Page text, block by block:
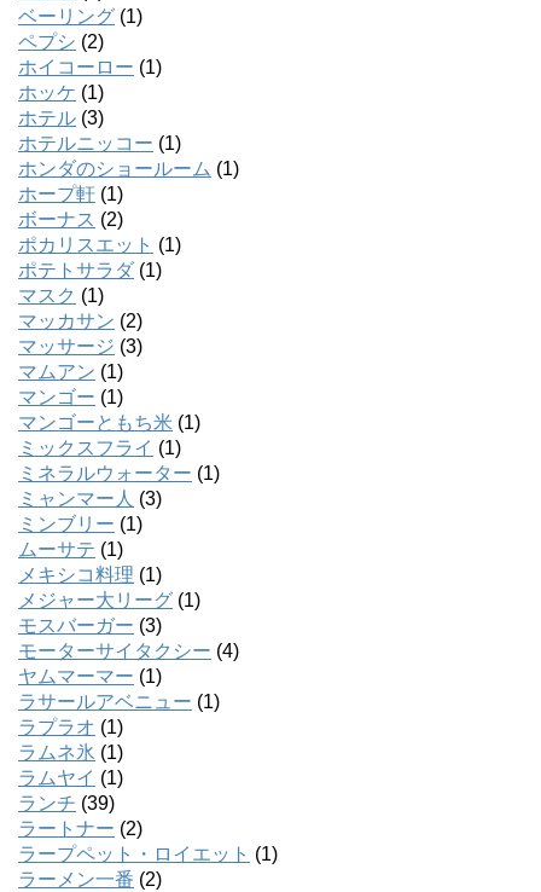
ベーリング (1)
ペプシ (2)
ホイコーロー (1)
ホッケ (1)
ホテル (3)
ホテルニッコー (1)
ホンダのショールーム (1)
ホープ軒 (1)
ボーナス (2)
ポカリスエット (1)
ポテトサラダ (1)
マスク (1)
マッカサン (2)
マッサージ (3)
マムアン (1)
マンゴー (1)
マンゴーともち米 (1)
ミックスフライ (1)
ミネラルウォーター (1)
ミャンマー人 (3)
ミンブリー (1)
ムーサテ (1)
メキシコ料理 (1)
メジャー大リーグ (1)
モスバーガー (3)
モーターサイタクシー (4)
ヤムマーマー (1)
ラサールアベニュー (1)
ラプラオ (1)
ラムネ氷 (1)
ラムヤイ (1)
ランチ (39)
ラートナー (2)
ラープペット・ロイエット (1)
ラーメン一番 (2)